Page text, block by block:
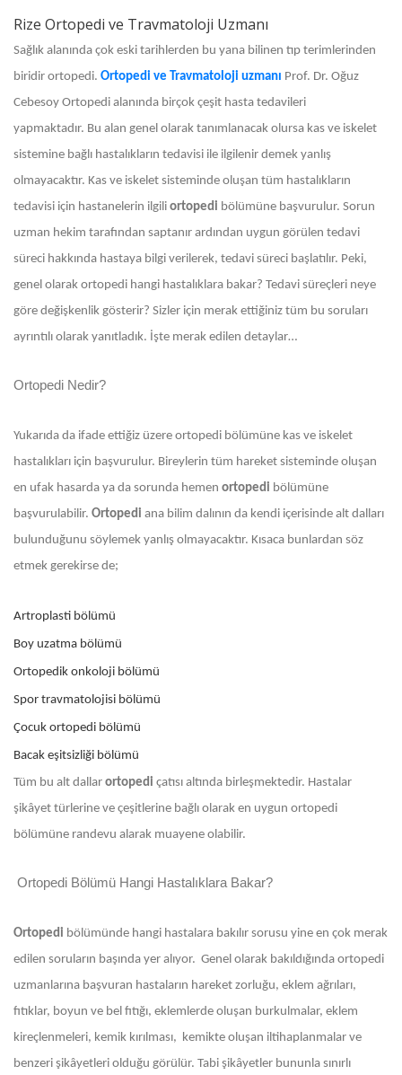
Rize Ortopedi ve Travmatoloji Uzmanı
Sağlık alanında çok eski tarihlerden bu yana bilinen tıp terimlerinden
biridir ortopedi. Ortopedi ve Travmatoloji uzmanı Prof. Dr. Oğuz
Cebesoy Ortopedi alanında birçok çeşit hasta tedavileri
yapmaktadır. Bu alan genel olarak tanımlanacak olursa kas ve iskelet
sistemine bağlı hastalıkların tedavisi ile ilgilenir demek yanlış
olmayacaktır. Kas ve iskelet sisteminde oluşan tüm hastalıkların
tedavisi için hastanelerin ilgili ortopedi bölümüne başvurulur. Sorun
uzman hekim tarafından saptanır ardından uygun görülen tedavi
süreci hakkında hastaya bilgi verilerek, tedavi süreci başlatılır. Peki,
genel olarak ortopedi hangi hastalıklara bakar? Tedavi süreçleri neye
göre değişkenlik gösterir? Sizler için merak ettiğiniz tüm bu soruları
ayrıntılı olarak yanıtladık. İşte merak edilen detaylar…
Ortopedi Nedir?
Yukarıda da ifade ettiğiz üzere ortopedi bölümüne kas ve iskelet
hastalıkları için başvurulur. Bireylerin tüm hareket sisteminde oluşan
en ufak hasarda ya da sorunda hemen ortopedi bölümüne
başvurulabilir. Ortopedi ana bilim dalının da kendi içerisinde alt dalları
bulunduğunu söylemek yanlış olmayacaktır. Kısaca bunlardan söz
etmek gerekirse de;
Artroplasti bölümü
Boy uzatma bölümü
Ortopedik onkoloji bölümü
Spor travmatolojisi bölümü
Çocuk ortopedi bölümü
Bacak eşitsizliği bölümü
Tüm bu alt dallar ortopedi çatısı altında birleşmektedir. Hastalar
şikâyet türlerine ve çeşitlerine bağlı olarak en uygun ortopedi
bölümüne randevu alarak muayene olabilir.
Ortopedi Bölümü Hangi Hastalıklara Bakar?
Ortopedi bölümünde hangi hastalara bakılır sorusu yine en çok merak
edilen soruların başında yer alıyor. Genel olarak bakıldığında ortopedi
uzmanlarına başvuran hastaların hareket zorluğu, eklem ağrıları,
fıtıklar, boyun ve bel fıtığı, eklemlerde oluşan burkulmalar, eklem
kireçlenmeleri, kemik kırılması, kemikte oluşan iltihaplanmalar ve
benzeri şikâyetleri olduğu görülür. Tabi şikâyetler bununla sınırlı